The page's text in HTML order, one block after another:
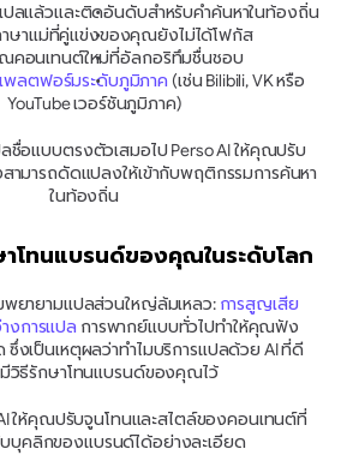
ปลแล้วและติดอันดับสำหรับคำค้นหาในท้องถิ่น
าษาแม่ที่คู่แข่งของคุณยังไม่ได้โฟกัส
อนเทนต์ใหม่ที่อัลกอริทึมชื่นชอบ
พลตฟอร์มระดับภูมิภาค (เช่น Bilibili, VK หรือ
YouTube เวอร์ชันภูมิภาค)
ชื่อแบบตรงตัวเสมอไป Perso AI ให้คุณปรับ
มารถดัดแปลงให้เข้ากับพฤติกรรมการค้นหา
ในท้องถิ่น
โทนแบรนด์ของคุณในระดับโลก
พยายามแปลส่วนใหญ่ล้มเหลว: การสูญเสีย
งการแปล การพากย์แบบทั่วไปทำให้คุณฟัง
งเป็นเหตุผลว่าทำไมบริการแปลด้วย AI ที่ดี
วิธีรักษาโทนแบรนด์ของคุณไว้
ให้คุณปรับจูนโทนและสไตล์ของคอนเทนต์ที่
บบุคลิกของแบรนด์ได้อย่างละเอียด